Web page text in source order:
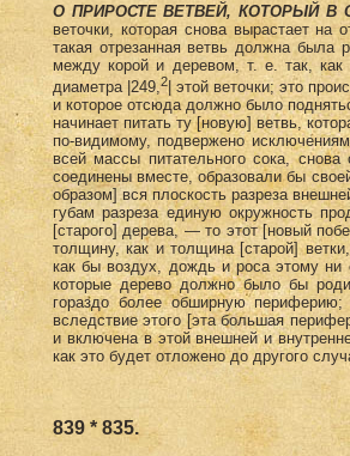
О ПРИРОСТЕ ВЕТВЕЙ, КОТОРЫЙ В
веточки, которая снова вырастает на
такая отрезанная ветвь должна была
между корой и деревом, т. е. так, как
диаметра |249,2 | этой веточки; это
и которое отсюда должно было
начинает питать ту [новую] ветвь,
по-видимому, подвержено
всей массы питательного сока,
соединены вместе, образовали бы
образом] вся плоскость разреза
губам разреза единую окружность
[старого] дерева, — то этот [новый
толщину, как и толщина [старой]
как бы воздух, дождь и роса этому ни
которые дерево должно было бы
гораздо более обширную
вследствие этого [эта большая
и включена в этой внешней и
как это будет отложено до другого
839 * 835.